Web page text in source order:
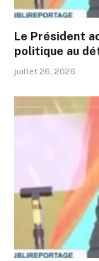
Le Président
politique au
juillet 26, 2026